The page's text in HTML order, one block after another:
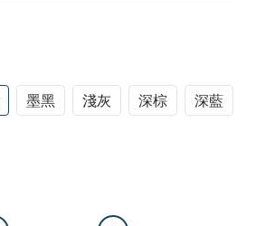
墨黑 淺灰 深棕 深藍